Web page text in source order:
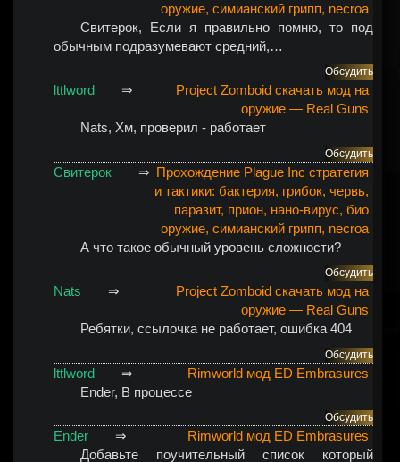
оружие, симианский грипп, necroa
Свитерок, Если я правильно помню, то под
обычным подразумевают средний,…
Обсудить
lttlword ⇒
Project Zomboid скачать мод на
оружие — Real Guns
Nats, Хм, проверил - работает
Обсудить
Свитерок ⇒ Прохождение Plague Inc стратегия
и тактики: бактерия, грибок, червь,
паразит, прион, нано-вирус, био
оружие, симианский грипп, necroa
А что такое обычный уровень сложности?
Обсудить
Nats ⇒
Project Zomboid скачать мод на
оружие — Real Guns
Ребятки, ссылочка не работает, ошибка 404
Обсудить
lttlword ⇒
Rimworld мод ED Embrasures
Ender, В процессе
Обсудить
Ender ⇒
Rimworld мод ED Embrasures
Добавьте поучительный список который